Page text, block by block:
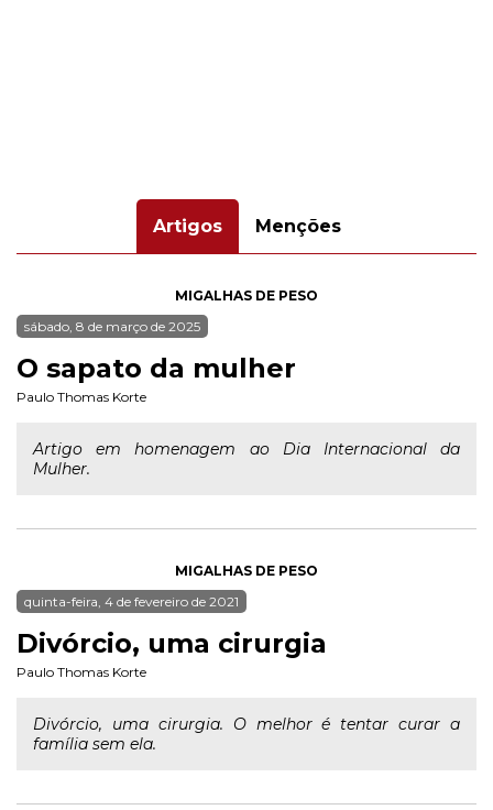
Artigos Menções
MIGALHAS DE PESO
sábado, 8 de março de 2025
O sapato da mulher
Paulo Thomas Korte
Artigo em homenagem ao Dia Internacional da
Mulher.
MIGALHAS DE PESO
quinta-feira, 4 de fevereiro de 2021
Divórcio, uma cirurgia
Paulo Thomas Korte
Divórcio, uma cirurgia. O melhor é tentar curar a
família sem ela.